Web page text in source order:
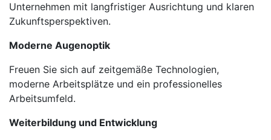
Unternehmen mit langfristiger Ausrichtung und klaren
Zukunftsperspektiven.
Moderne Augenoptik
Freuen Sie sich auf zeitgemäße Technologien,
moderne Arbeitsplätze und ein professionelles
Arbeitsumfeld.
Weiterbildung und Entwicklung